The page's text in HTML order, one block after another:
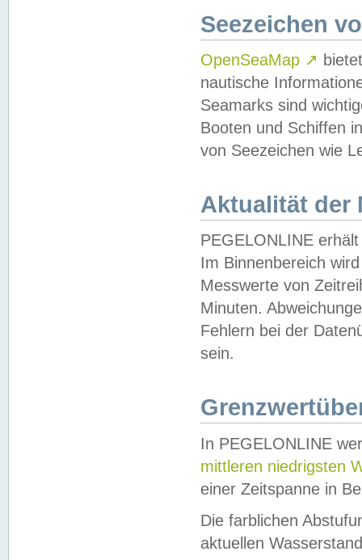
Seezeichen
OpenSeaMap ↗
nautische
Seamarks sind
Booten und Schiffen
von Seezeichen wie
Aktualität der
PEGELONLINE
Im Binnenbereich
Messwerte von
Minuten.
Fehlern bei der
sein.
In PEGELONLINE
mittleren niedrigsten
einer Zeitspanne in
Die farblichen
aktuellen